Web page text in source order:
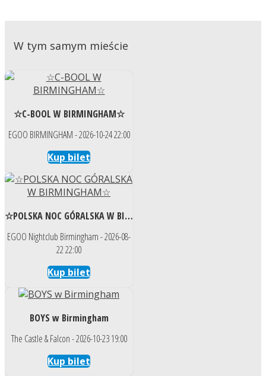
W tym samym mieście
☆C-BOOL W BIRMINGHAM☆
EGOO BIRMINGHAM - 2026-10-24 22:00
Kup bilet
☆POLSKA NOC GÓRALSKA W BIRMINGHAM☆
EGOO Nightclub Birmingham - 2026-08-
22 22:00
Kup bilet
BOYS w Birmingham
The Castle & Falcon - 2026-10-23 19:00
Kup bilet